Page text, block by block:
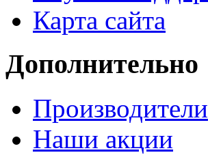
Карта сайта
Дополнительно
Производители
Наши акции